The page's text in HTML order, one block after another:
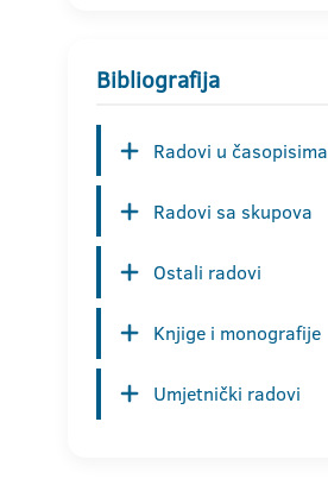
Bibliografija
Radovi u časopisima
Radovi sa skupova
Ostali radovi
Knjige i monografije
Umjetnički radovi